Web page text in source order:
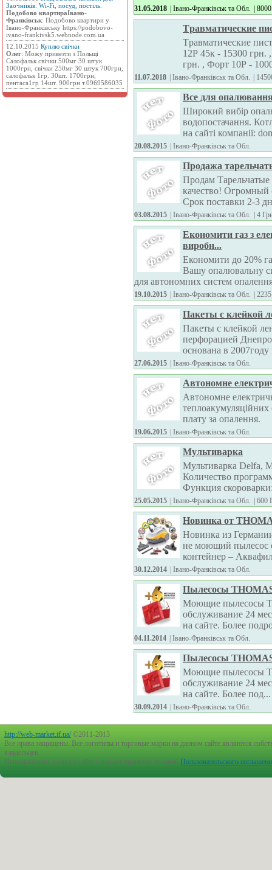
31.05.2018 | Івано-Франківськ та Обл.
Tравматичеcкие
Tравматичеcкие
12Р 45к - 15300
грн. , Фоpт 10Р -
11.07.2018 | Івано-Франківськ та Обл.
Все для
Широкий вибір
водопостачання.
на сайті компанії:
20.08.2015 | Івано-Франківськ та Обл.
Продажа
Продам
качество! Огромный
Срок поставки 2-3
03.08.2015 | Івано-Франківськ та Обл. 4
Економити газ з
виробн...
Економити до 20%
Вашу опалювальну
для автономних систем
19.10.2015 | Івано-Франківськ та Обл.
Пакеты с клейкой
Пакеты с клейкой
перфорацией
основана в
27.06.2015 | Івано-Франківськ та Обл.
Автономне
Автономне
теплоакумуляційних
плату за опалення.
19.06.2015 | Івано-Франківськ та Обл.
Мультиварка
Мультиварка Delfa,
Количество
Функция
25.05.2015 | Івано-Франківськ та Обл. 600
Новинка от
Новинка из
не моющий пылесос
контейнер –
30.12.2014 | Івано-Франківськ та Обл.
Пылесосы
Моющие пылесосы
обслуживание 24
на сайте. Более
04.11.2014 | Івано-Франківськ та Обл.
Пылесосы
Моющие пылесосы
обслуживание 24
на сайте. Более под...
30.09.2014 | Івано-Франківськ та Обл.
Заочників. Wi-Fi, посуд, постіль.
Подобово квартираІвано-
Франківськ: Подобово квартири у
Івано-Франківську https://podobovo-
ivano-frankivsk5.webnode.com.ua
12.10.2015 Куплю свічки
Олег: Можу привезти з Польщі
Салофальк свічки 500мг 30 штук
1000грн, свічки 250мг 30 штук 700грн,
салофальк 1гр. 30шт. 1700грн,
пентаса1гр 14шт. 900грн т.0969586035
http://web-market.if.ua/ ©2011-2013
Все права защищены. Все логотипы и торговые марки на данном сайте являются
владельцев.
Использование данного сайта означает принятие условий Пользовательского